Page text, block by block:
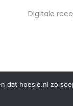
Digitale
dat hoesie.nl zo